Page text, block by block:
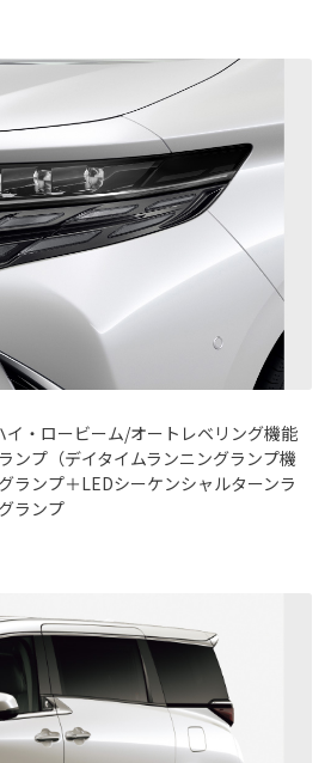
イ・ロービーム/オートレベリング機能
ンプ（デイタイムランニングランプ機
ランプ＋LEDシーケンシャルターンラ
ランプ